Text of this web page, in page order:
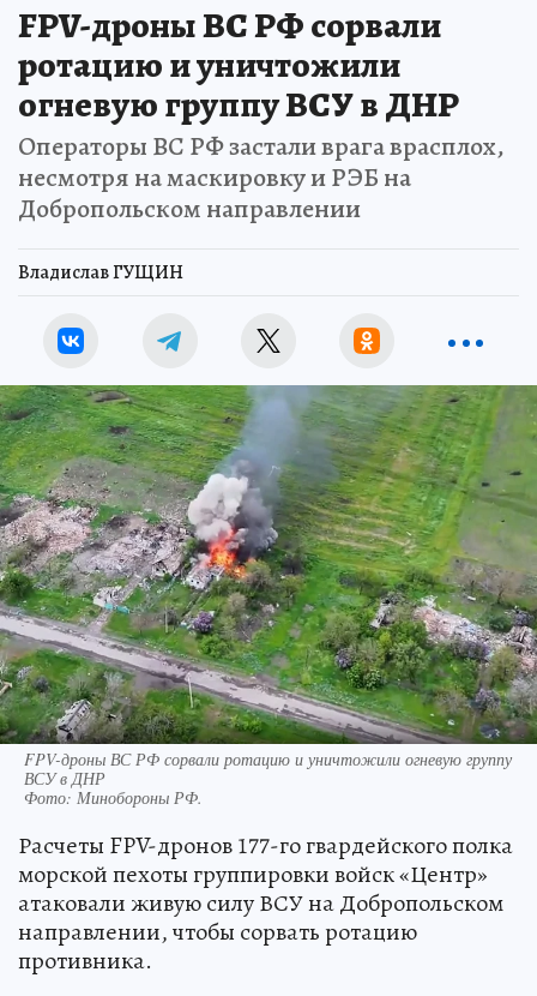
FPV-дроны ВС РФ сорвали
ротацию и уничтожили
огневую группу ВСУ в ДНР
Операторы ВС РФ застали врага врасплох,
несмотря на маскировку и РЭБ на
Добропольском направлении
Владислав ГУЩИН
FPV-дроны ВС РФ сорвали ротацию и уничтожили огневую группу
ВСУ в ДНР
Фото: Минобороны РФ.
Расчеты FPV-дронов 177-го гвардейского полка
морской пехоты группировки войск «Центр»
атаковали живую силу ВСУ на Добропольском
направлении, чтобы сорвать ротацию
противника.